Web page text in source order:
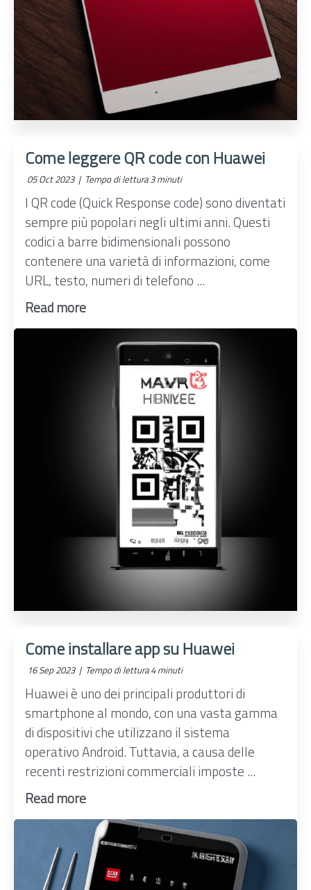
Come leggere QR code con Huawei
05 Oct 2023 | Tempo di lettura 3 minuti
I QR code (Quick Response code) sono diventati
sempre più popolari negli ultimi anni. Questi
codici a barre bidimensionali possono
contenere una varietà di informazioni, come
URL, testo, numeri di telefono ...
Read more
Come installare app su Huawei
16 Sep 2023 | Tempo di lettura 4 minuti
Huawei è uno dei principali produttori di
smartphone al mondo, con una vasta gamma
di dispositivi che utilizzano il sistema
operativo Android. Tuttavia, a causa delle
recenti restrizioni commerciali imposte ...
Read more